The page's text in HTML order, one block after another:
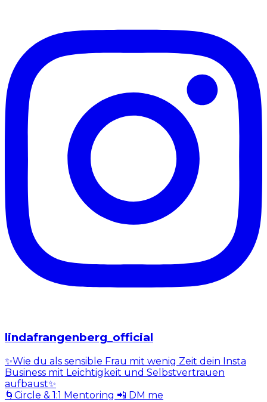
lindafrangenberg_official
✨Wie du als sensible Frau mit wenig Zeit dein Insta
Business mit Leichtigkeit und Selbstvertrauen
aufbaust✨
🌀Circle & 1:1 Mentoring 📲 DM me